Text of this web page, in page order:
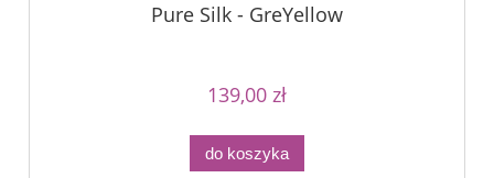
Pure Silk - GreYellow
139,00 zł
do koszyka